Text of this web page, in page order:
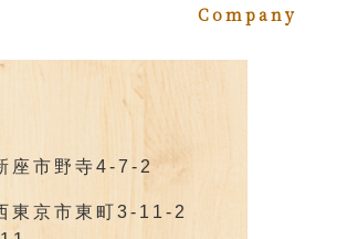
Company
座市野寺4-7-2
東京市東町3-11-2